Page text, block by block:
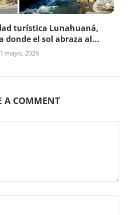
turística Lunahuaná,
donde el sol abraza al...
mayo, 2026
A COMMENT